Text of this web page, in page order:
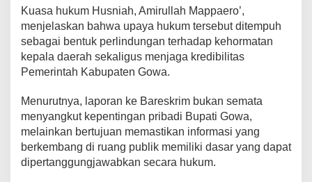
:
e
m
i
J
a
a
N
a
m
B
Kuasa hukum Husniah, Amirullah Mappaero’,
menjelaskan bahwa upaya hukum tersebut ditempuh
sebagai bentuk perlindungan terhadap kehormatan
kepala daerah sekaligus menjaga kredibilitas
Pemerintah Kabupaten Gowa.
Menurutnya, laporan ke Bareskrim bukan semata
menyangkut kepentingan pribadi Bupati Gowa,
melainkan bertujuan memastikan informasi yang
berkembang di ruang publik memiliki dasar yang dapat
dipertanggungjawabkan secara hukum.